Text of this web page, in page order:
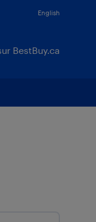
English
BestBuy.ca